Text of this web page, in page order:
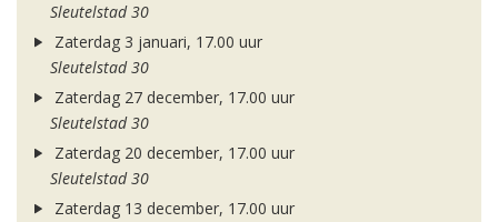
Sleutelstad 30
Zaterdag 3 januari, 17.00 uur
Sleutelstad 30
Zaterdag 27 december, 17.00 uur
Sleutelstad 30
Zaterdag 20 december, 17.00 uur
Sleutelstad 30
Zaterdag 13 december, 17.00 uur